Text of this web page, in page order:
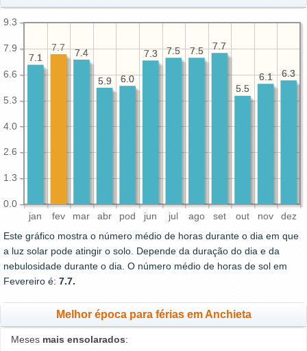
jan fev mar abr pod jun jul ago set out nov dez
0.0
1.3
2.6
4.0
5.3
6.6
7.9
9.3
6.3
6.1
5.5
7.7
7.5
7.5
7.3
6.0
5.9
7.4
7.1
6.3
6.1
5.5
7.7
7.5
7.5
7.3
6.0
5.9
7.4
7.7
7.1
Este gráfico mostra o número médio de horas durante o dia em que
a luz solar pode atingir o solo. Depende da duração do dia e da
nebulosidade durante o dia. O número médio de horas de sol em
Fevereiro é: 7.7.
Melhor época para férias em Anchieta
Meses mais ensolarados: